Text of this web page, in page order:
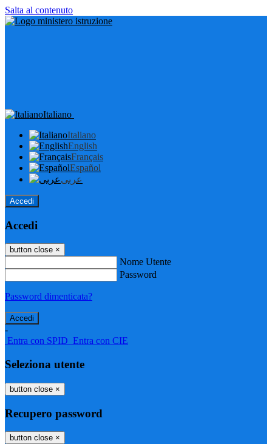
Salta al contenuto
Italiano
Italiano
English
Français
Español
عربى
Accedi
Accedi
button close ×
Nome Utente
Password
Password dimenticata?
-
Entra con SPID Entra con CIE
Seleziona utente
button close ×
Recupero password
button close ×